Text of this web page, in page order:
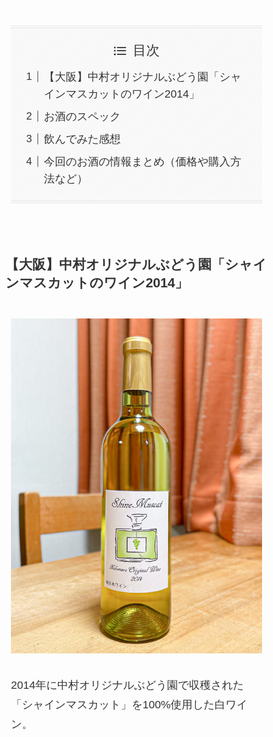
目次
【大阪】中村オリジナルぶどう園「シャ
インマスカットのワイン2014」
お酒のスペック
飲んでみた感想
今回のお酒の情報まとめ（価格や購入方
法など）
【大阪】中村オリジナルぶどう園「シャイ
ンマスカットのワイン2014」
2014年に中村オリジナルぶどう園で収穫された
「シャインマスカット」を100%使用した白ワイ
ン。